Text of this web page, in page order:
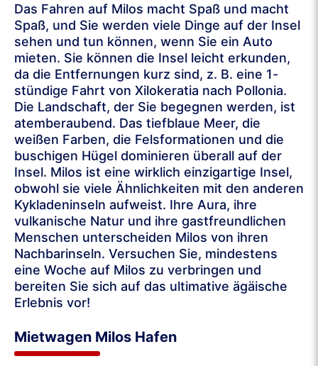
Das Fahren auf Milos macht Spaß und macht
Spaß, und Sie werden viele Dinge auf der Insel
sehen und tun können, wenn Sie ein Auto
mieten. Sie können die Insel leicht erkunden,
da die Entfernungen kurz sind, z. B. eine 1-
stündige Fahrt von Xilokeratia nach Pollonia.
Die Landschaft, der Sie begegnen werden, ist
atemberaubend. Das tiefblaue Meer, die
weißen Farben, die Felsformationen und die
buschigen Hügel dominieren überall auf der
Insel. Milos ist eine wirklich einzigartige Insel,
obwohl sie viele Ähnlichkeiten mit den anderen
Kykladeninseln aufweist. Ihre Aura, ihre
vulkanische Natur und ihre gastfreundlichen
Menschen unterscheiden Milos von ihren
Nachbarinseln. Versuchen Sie, mindestens
eine Woche auf Milos zu verbringen und
bereiten Sie sich auf das ultimative ägäische
Erlebnis vor!
Mietwagen Milos Hafen